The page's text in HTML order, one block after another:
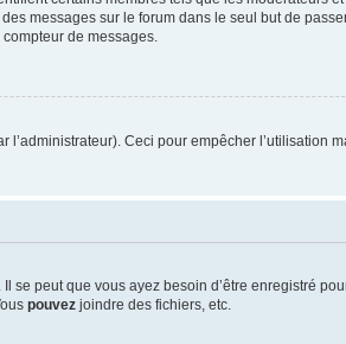
messages sur le forum dans le seul but de
de messages.
Ceci pour empêcher l’utilisation
peut que vous ayez besoin d’être enregistré
pouvez joindre des fichiers, etc.